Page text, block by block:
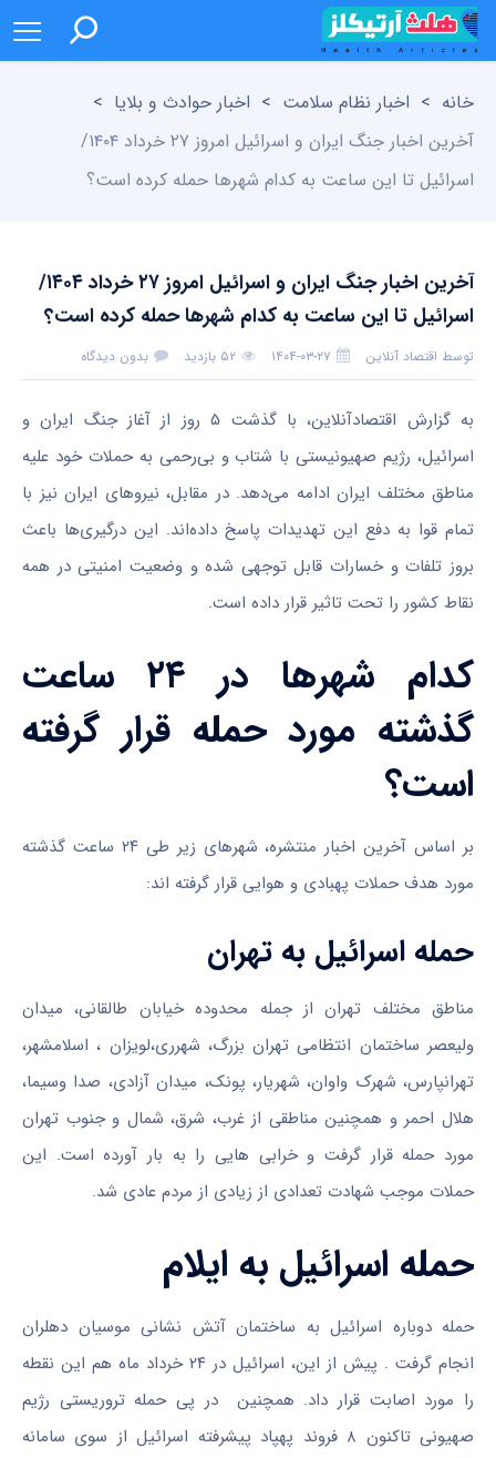
خانه > اخبار نظام سلامت > اخبار حوادث و بلایا >
آخرین اخبار جنگ ایران و اسرائیل امروز ۲۷ خرداد ۱۴۰۴/
اسرائیل تا این ساعت به کدام شهر‌ها حمله کرده است؟
آخرین اخبار جنگ ایران و اسرائیل امروز ۲۷ خرداد ۱۴۰۴/
اسرائیل تا این ساعت به کدام شهر‌ها حمله کرده است؟
توسط اقتصاد آنلاین ۱۴۰۴-۰۳-۲۷ ۵۲ بازدید بدون دیدگاه
به گزارش اقتصادآنلاین، با گذشت ۵ روز از آغاز جنگ ایران و
اسرائیل، رژیم صهیونیستی با شتاب و بی‌رحمی به حملات خود علیه
مناطق مختلف ایران ادامه می‌دهد. در مقابل، نیروهای ایران نیز با
تمام قوا به دفع این تهدیدات پاسخ داده‌اند. این درگیری‌ها باعث
بروز تلفات و خسارات قابل توجهی شده و وضعیت امنیتی در همه
نقاط کشور را تحت تاثیر قرار داده است.
کدام شهرها در ۲۴ ساعت
گذشته مورد حمله قرار گرفته
است؟
بر اساس آخرین اخبار منتشره، شهرهای زیر طی ۲۴ ساعت گذشته
مورد هدف حملات پهبادی و هوایی قرار گرفته اند:
حمله اسرائیل به تهران
مناطق مختلف تهران از جمله محدوده خیابان طالقانی، میدان
ولیعصر ساختمان انتظامی تهران بزرگ، شهرری،لویزان ، اسلامشهر،
تهرانپارس، شهرک واوان، شهریار، پونک، میدان آزادی، صدا وسیما،
هلال احمر و همچنین مناطقی از غرب، شرق، شمال و جنوب تهران
مورد حمله قرار گرفت و خرابی هایی را به بار آورده است. این
حملات موجب شهادت تعدادی از زیادی از مردم عادی شد.
حمله اسرائیل به ایلام
حمله دوباره اسرائیل به ساختمان آتش نشانی موسیان دهلران
انجام گرفت . پیش از این، اسرائیل در ۲۴ خرداد ماه هم این نقطه
را مورد اصابت قرار داد. همچنین ‌در پی حمله تروریستی رژیم
صهیونی ‌تاکنون ۸ فروند پهپاد پیشرفته اسرائیل از سوی سامانه